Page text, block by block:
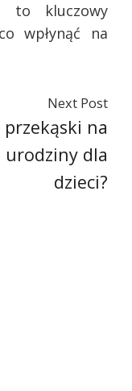
to kluczowy
wpłynąć na
Next Post
przekąski na
urodziny dla
dzieci?